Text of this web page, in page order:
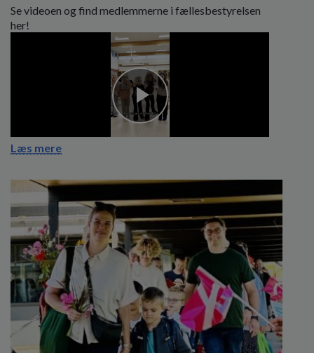
Se videoen og find medlemmerne i fællesbestyrelsen
her!
Læs mere